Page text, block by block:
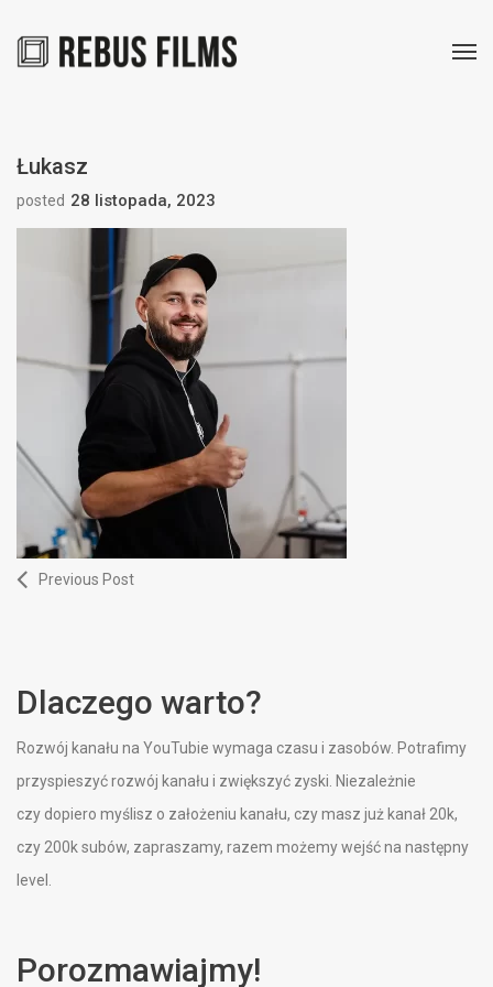
Łukasz
posted 28 listopada, 2023
Previous Post
Dlaczego warto?
Rozwój kanału na YouTubie wymaga czasu i zasobów. Potrafimy
przyspieszyć rozwój kanału i zwiększyć zyski. Niezależnie
czy dopiero myślisz o założeniu kanału, czy masz już kanał 20k,
czy 200k subów, zapraszamy, razem możemy wejść na następny
level.
Porozmawiajmy!